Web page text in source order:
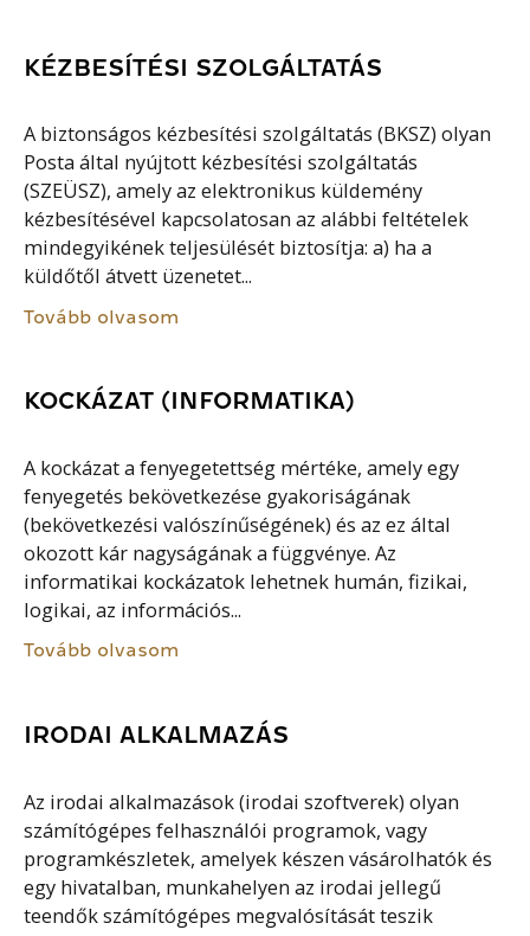
KÉZBESÍTÉSI SZOLGÁLTATÁS
A biztonságos kézbesítési szolgáltatás (BKSZ) olyan
Posta által nyújtott kézbesítési szolgáltatás
(SZEÜSZ), amely az elektronikus küldemény
kézbesítésével kapcsolatosan az alábbi feltételek
mindegyikének teljesülését biztosítja: a) ha a
küldőtől átvett üzenetet...
Tovább olvasom
KOCKÁZAT (INFORMATIKA)
A kockázat a fenyegetettség mértéke, amely egy
fenyegetés bekövetkezése gyakoriságának
(bekövetkezési valószínűségének) és az ez által
okozott kár nagyságának a függvénye. Az
informatikai kockázatok lehetnek humán, fizikai,
logikai, az információs...
Tovább olvasom
IRODAI ALKALMAZÁS
Az irodai alkalmazások (irodai szoftverek) olyan
számítógépes felhasználói programok, vagy
programkészletek, amelyek készen vásárolhatók és
egy hivatalban, munkahelyen az irodai jellegű
teendők számítógépes megvalósítását teszik